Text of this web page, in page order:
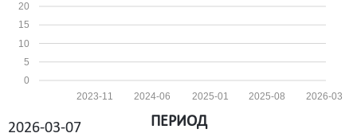
0
5
10
15
20
2026-03
2025-08
2025-01
2024-06
2023-11
2026-03-07
ПЕРИОД